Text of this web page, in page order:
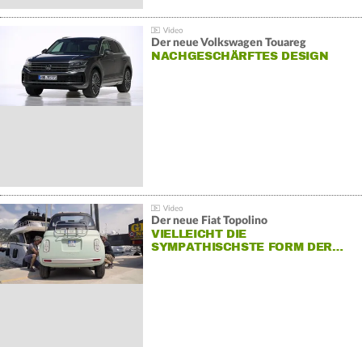
Der neue Volkswagen Touareg
NACHGESCHÄRFTES DESIGN
Der neue Fiat Topolino
VIELLEICHT DIE
SYMPATHISCHSTE FORM DER…